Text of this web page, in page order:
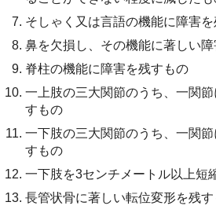
そしゃく又は言語の機能に障害
鼻を欠損し、その機能に著しい
脊柱の機能に障害を残すもの
一上肢の三大関節のうち、一関
すもの
一下肢の三大関節のうち、一関
すもの
一下肢を3センチメートル以上短
長管状骨に著しい転位変形を残